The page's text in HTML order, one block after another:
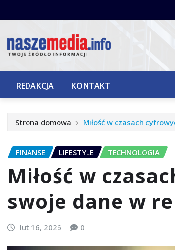
do
REDAKCJA KONTAKT
Strona domowa Miłość w czasach
FINANSE LIFESTYLE TECHNOLOGIA
Miłość w
swoje dane w
lut 16, 2026 0